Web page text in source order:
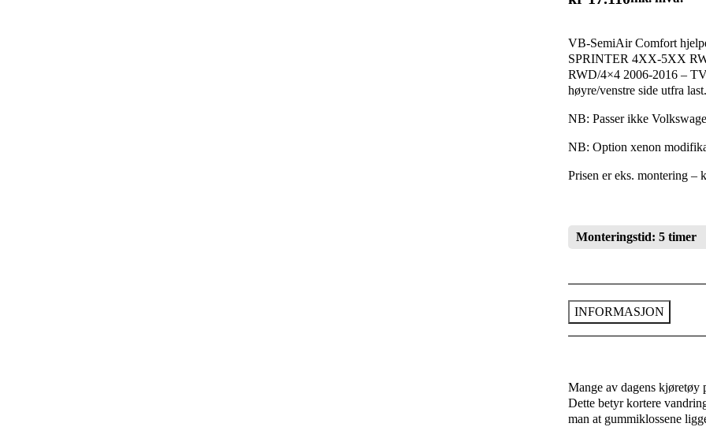
VB-SemiAir Comfort
SPRINTER 4XX-5XX
RWD/4×4 2006-2016 –
høyre/venstre side utfra
NB: Passer ikke
NB: Option xenon
Prisen er eks. montering –
Monteringstid: 5 timer
INFORMASJON
Mange av dagens kjøretøy
Dette betyr kortere
man at gummiklossene